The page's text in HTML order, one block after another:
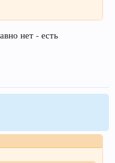
нет - есть